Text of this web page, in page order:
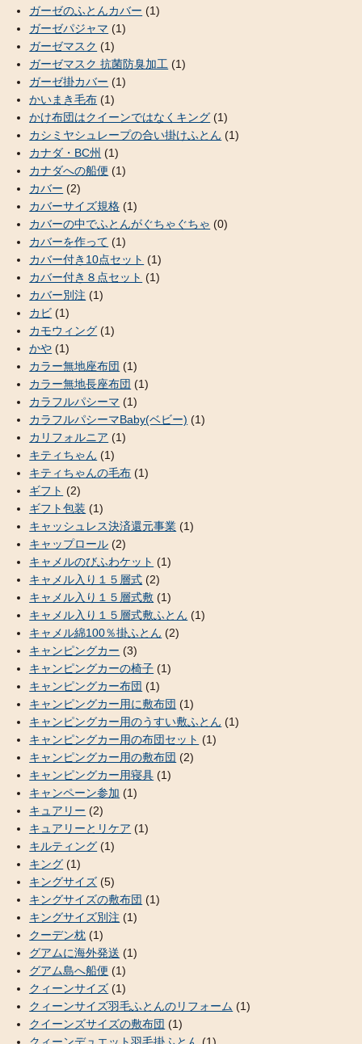
ガーゼのふとんカバー (1)
ガーゼパジャマ (1)
ガーゼマスク (1)
ガーゼマスク 抗菌防臭加工 (1)
ガーゼ掛カバー (1)
かいまき毛布 (1)
かけ布団はクイーンではなくキング (1)
カシミヤシュレープの合い掛けふとん (1)
カナダ・BC州 (1)
カナダへの船便 (1)
カバー (2)
カバーサイズ規格 (1)
カバーの中でふとんがぐちゃぐちゃ (0)
カバーを作って (1)
カバー付き10点セット (1)
カバー付き８点セット (1)
カバー別注 (1)
カビ (1)
カモウィング (1)
かや (1)
カラー無地座布団 (1)
カラー無地長座布団 (1)
カラフルパシーマ (1)
カラフルパシーマBaby(ベビー) (1)
カリフォルニア (1)
キティちゃん (1)
キティちゃんの毛布 (1)
ギフト (2)
ギフト包装 (1)
キャッシュレス決済還元事業 (1)
キャップロール (2)
キャメルのびふわケット (1)
キャメル入り１５層式 (2)
キャメル入り１５層式敷 (1)
キャメル入り１５層式敷ふとん (1)
キャメル綿100％掛ふとん (2)
キャンピングカー (3)
キャンピングカーの椅子 (1)
キャンピングカー布団 (1)
キャンピングカー用に敷布団 (1)
キャンピングカー用のうすい敷ふとん (1)
キャンピングカー用の布団セット (1)
キャンピングカー用の敷布団 (2)
キャンピングカー用寝具 (1)
キャンペーン参加 (1)
キュアリー (2)
キュアリーとリケア (1)
キルティング (1)
キング (1)
キングサイズ (5)
キングサイズの敷布団 (1)
キングサイズ別注 (1)
クーデン枕 (1)
グアムに海外発送 (1)
グアム島へ船便 (1)
クィーンサイズ (1)
クィーンサイズ羽毛ふとんのリフォーム (1)
クイーンズサイズの敷布団 (1)